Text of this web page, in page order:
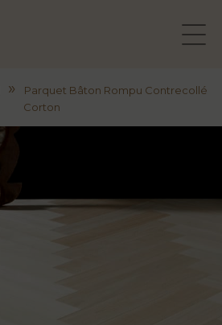
»
Parquet Bâton Rompu Contrecollé
Corton